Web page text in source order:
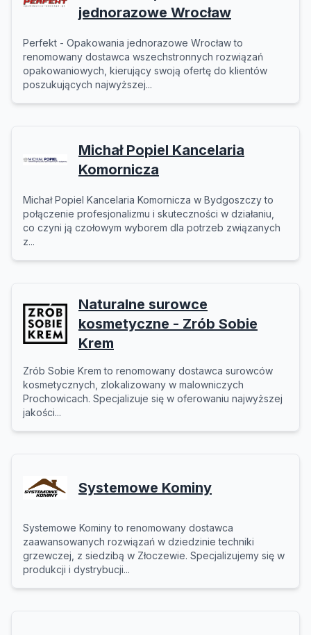
jednorazowe Wrocław
Perfekt - Opakowania jednorazowe Wrocław to
renomowany dostawca wszechstronnych rozwiązań
opakowaniowych, kierujący swoją ofertę do klientów
poszukujących najwyższej...
Michał Popiel Kancelaria
Komornicza
Michał Popiel Kancelaria Komornicza w Bydgoszczy to
połączenie profesjonalizmu i skuteczności w działaniu,
co czyni ją czołowym wyborem dla potrzeb związanych
z...
Naturalne surowce
kosmetyczne - Zrób Sobie
Krem
Zrób Sobie Krem to renomowany dostawca surowców
kosmetycznych, zlokalizowany w malowniczych
Prochowicach. Specjalizuje się w oferowaniu najwyższej
jakości...
Systemowe Kominy
Systemowe Kominy to renomowany dostawca
zaawansowanych rozwiązań w dziedzinie techniki
grzewczej, z siedzibą w Złoczewie. Specjalizujemy się w
produkcji i dystrybucji...